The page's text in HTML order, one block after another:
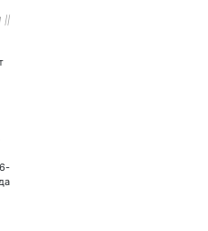
||